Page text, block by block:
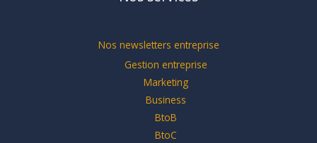
Nos newsletters entreprise
Gestion entreprise
Marketing
Business
BtoB
BtoC